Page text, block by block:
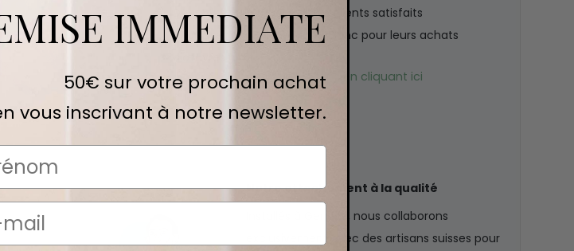
Découvrez pourquoi tant de clients satisfaits
choisissent la Galerie Mont-Blanc pour leurs achats
Voir la vidéo de présentation en cliquant ici
Notre attachement à la qualité
Installés à Genève, nous collaborons
exclusivement avec des artisans suisses pour
IMMEDIATE
50€ sur votre prochain achat
vous inscrivant à notre newsletter.